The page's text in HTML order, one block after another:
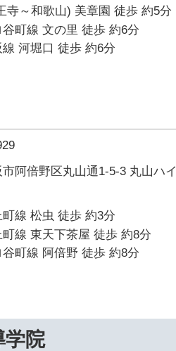
寺～和歌山) 美章園 徒歩 約5分
町線 文の里 徒歩 約6分
河堀口 徒歩 約6分
阿倍野区丸山通1-5-3 丸山ハイ
町線 松虫 徒歩 約3分
町線 東天下茶屋 徒歩 約8分
町線 阿倍野 徒歩 約8分
学院